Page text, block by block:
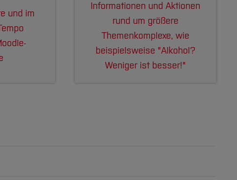
und im
Informationen und Aktionen
rund um größere
Themenkomplexe, wie
beispielsweise "Alkohol?
Weniger ist besser!"